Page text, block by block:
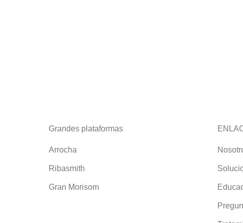
Grandes plataformas
Arrocha
Ribasmith
Gran Morisom